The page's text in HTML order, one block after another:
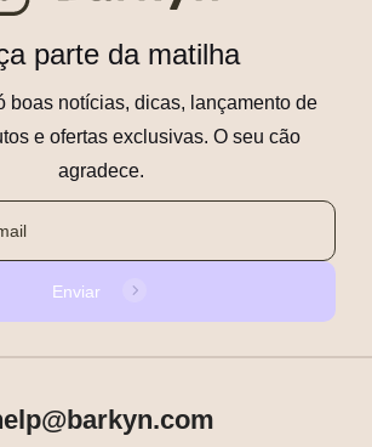
parte da matilha
boas notícias, dicas, lançamento de
e ofertas exclusivas. O seu cão
agradece.
Enviar